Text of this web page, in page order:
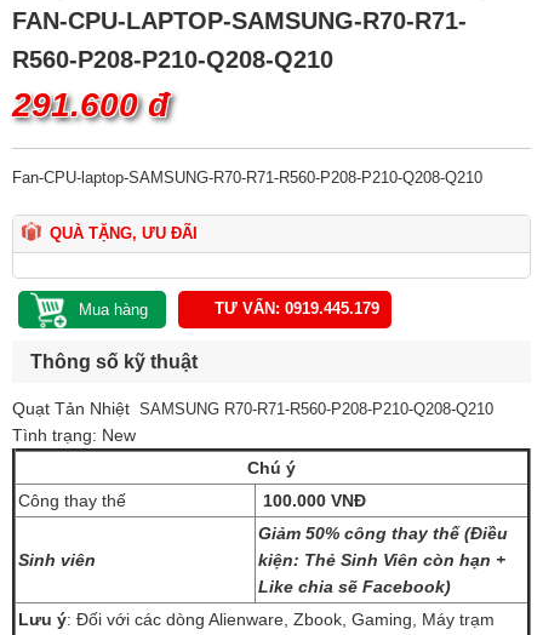
FAN-CPU-LAPTOP-SAMSUNG-R70-R71-
R560-P208-P210-Q208-Q210
291.600 đ
Fan-CPU-laptop-SAMSUNG-R70-R71-R560-P208-P210-Q208-Q210
QUÀ TẶNG, ƯU ĐÃI
TƯ VẤN: 0919.445.179
Thông số kỹ thuật
Quạt Tản Nhiệt SAMSUNG R70-R71-R560-P208-P210-Q208-Q210
Tình trạng: New
Chú ý
Công thay thế
100.000 VNĐ
Sinh viên
Giảm 50% công thay thế (Điều
kiện: Thẻ Sinh Viên còn hạn +
Like chia sẽ Facebook)
Lưu ý: Đối với các dòng Alienware, Zbook, Gaming, Máy trạm